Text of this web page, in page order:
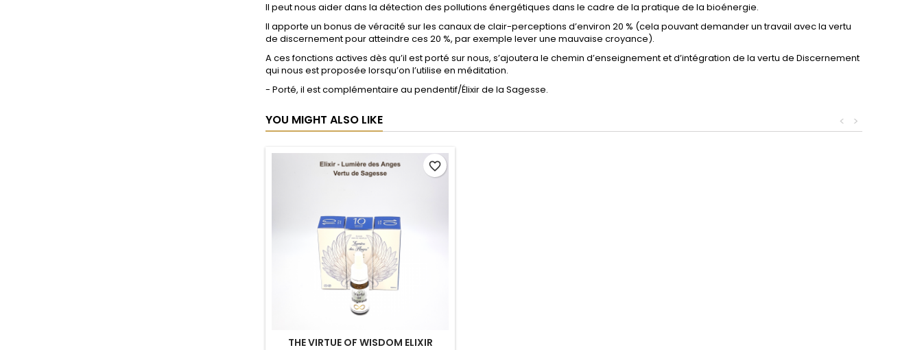
Il peut nous aider dans la détection des pollutions énergétiques dans le cadre de la pratique de la bioénergie.
Il apporte un bonus de véracité sur les canaux de clair-perceptions d’environ 20 % (cela pouvant demander un travail avec la vertu
de discernement pour atteindre ces 20 %, par exemple lever une mauvaise croyance).
A ces fonctions actives dès qu’il est porté sur nous, s’ajoutera le chemin d’enseignement et d’intégration de la vertu de Discernement
qui nous est proposée lorsqu’on l’utilise en méditation.
- Porté, il est complémentaire au pendentif/Élixir de la Sagesse.
YOU MIGHT ALSO LIKE >
<
THE VIRTUE OF WISDOM ELIXIR
favorite_border